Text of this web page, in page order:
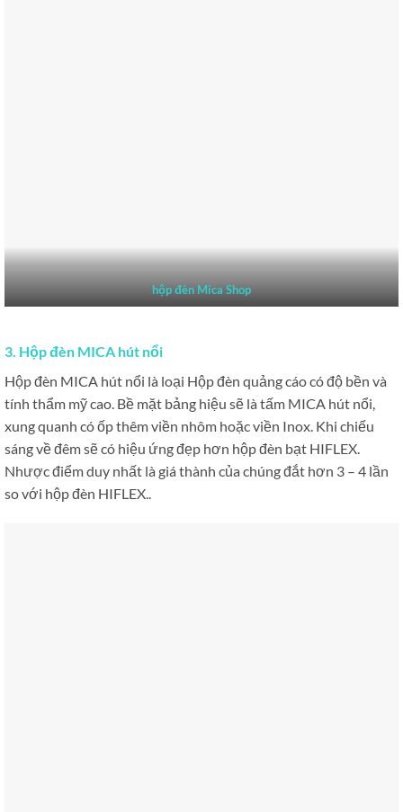
hộp đèn Mica Shop
3. Hộp đèn MICA hút nổi
Hộp đèn MICA hút nổi là loại Hộp đèn quảng cáo có độ bền và
tính thẩm mỹ cao. Bề mặt bảng hiệu sẽ là tấm MICA hút nổi,
xung quanh có ốp thêm viền nhôm hoặc viền Inox. Khi chiếu
sáng về đêm sẽ có hiệu ứng đẹp hơn hộp đèn bạt HIFLEX.
Nhược điểm duy nhất là giá thành của chúng đắt hơn 3 – 4 lần
so với hộp đèn HIFLEX..